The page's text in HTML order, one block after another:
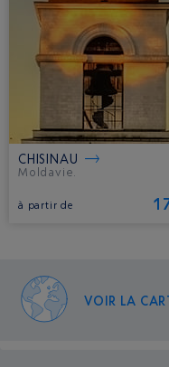
CHISINAU
Moldavie.
à partir de
VOIR LA